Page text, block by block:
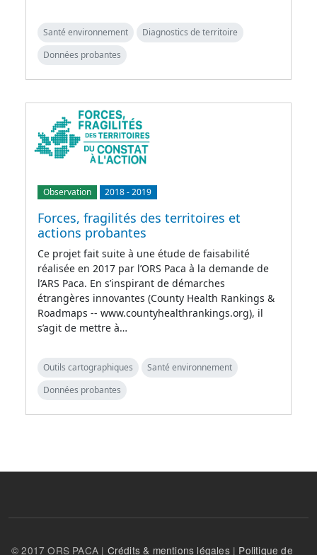
Santé environnement
Diagnostics de territoire
Données probantes
Observation 2018-2019
Forces, fragilités des territoires et
actions probantes
Ce projet fait suite à une étude de faisabilité
réalisée en 2017 par l’ORS Paca à la demande de
l’ARS Paca. En s’inspirant de démarches
étrangères innovantes (County Health Rankings &
Roadmaps -- www.countyhealthrankings.org), il
s’agit de mettre à…
Outils cartographiques
Santé environnement
Données probantes
© 2017 ORS PACA | Crédits & mentions légales| Politique de